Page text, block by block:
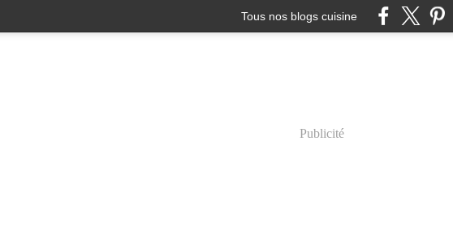
Tous nos blogs cuisine
Publicité